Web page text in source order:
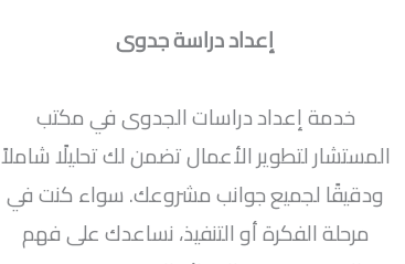
إعداد دراسة جدوى
خدمة إعداد دراسات الجدوى في مكتب
المستشار لتطوير الأعمال تضمن لك تحليلًا شاملاً
ودقيقًا لجميع جوانب مشروعك. سواء كنت في
مرحلة الفكرة أو التنفيذ، نساعدك على فهم